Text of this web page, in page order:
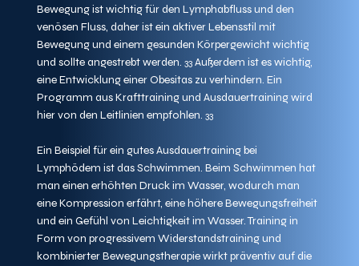
Bewegung ist wichtig für den Lymphabfluss und den
venösen Fluss, daher ist ein aktiver Lebensstil mit
Bewegung und einem gesunden Körpergewicht wichtig
und sollte angestrebt werden. 33 Außerdem ist es wichtig,
eine Entwicklung einer Obesitas zu verhindern. Ein
Programm aus Krafttraining und Ausdauertraining wird
hier von den Leitlinien empfohlen. 33
Ein Beispiel für ein gutes Ausdauertraining bei
Lymphödem ist das Schwimmen. Beim Schwimmen hat
man einen erhöhten Druck im Wasser, wodurch man
eine Kompression erfährt, eine höhere Bewegungsfreiheit
und ein Gefühl von Leichtigkeit im Wasser. Training in
Form von progressivem Widerstandstraining und
kombinierter Bewegungstherapie wirkt präventiv auf die